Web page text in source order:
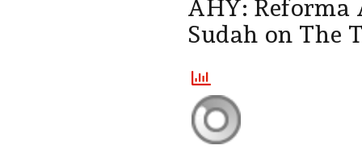
AHY: Reforma
Sudah on The